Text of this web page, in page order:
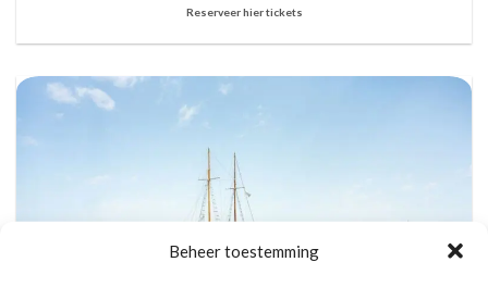
Beheer toestemming
Reserveer hier tickets